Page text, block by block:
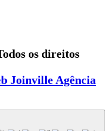
os direitos
Joinville Agência